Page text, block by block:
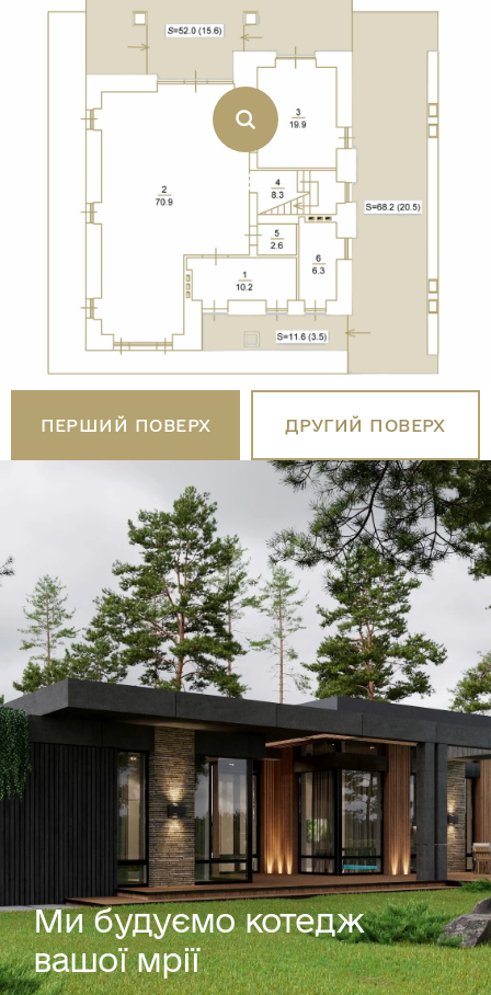
ПЕРШИЙ ПОВЕРХ ДРУГИЙ ПОВЕРХ
Ми будуємо котедж
вашої мрії